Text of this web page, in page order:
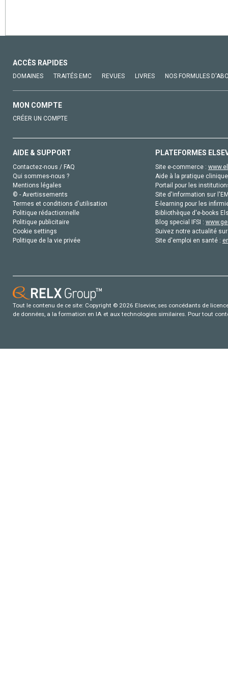
ACCÈS RAPIDES
DOMAINES TRAITÉS EMC REVUES LIVRES NOS FORMULES
MON COMPTE
CRÉER UN COMPTE
AIDE & SUPPORT
Contactez-nous / FAQ
Qui sommes-nous ?
Mentions légales
© - Avertissements
Termes et conditions d'utilisation
Politique rédactionnelle
Politique publicitaire
Cookie settings
Politique de la vie privée
PLATEFORMES
Site e-commerce :
Aide à la pratique
Portail pour les
Site d'information sur
E-learning pour les
Bibliothèque d'e-books
Blog special IFSI :
Suivez notre actualité
Site d'emploi en santé :
Tout le contenu de ce site: Copyright © 2026 Elsevier, ses concédants de
de données, a la formation en IA et aux technologies similaires. Pour tout